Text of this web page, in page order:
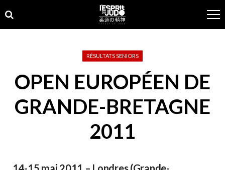
to
navigation
to
content
RÉSULTATS SENIORS
OPEN EUROPÉEN DE
GRANDE-BRETAGNE
2011